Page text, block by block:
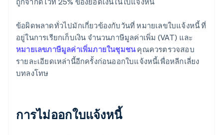
ข้อผิดพลาดทั่วไปมักเกี่ยวข้องกับวันที่ หมายเลขใบแจ้งหนี้ ที่
อยู่ในการเรียกเก็บเงิน จำนวนภาษีมูลค่าเพิ่ม (VAT) และ
หมายเลขภาษีมูลค่าเพิ่มภายในชุมชนคุณควรตรวจสอบ
รายละเอียดเหล่านี้อีกครั้งก่อนออกใบแจ้งหนี้เพื่อหลีกเลี่ยง
บทลงโทษ
การไม่ออกใบแจ้งหนี้